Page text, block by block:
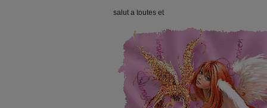
salut a toutes et